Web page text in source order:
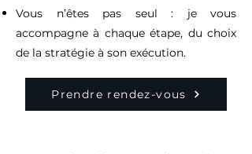
Vous n’êtes pas seul : je vous
accompagne à chaque étape, du choix
de la stratégie à son exécution.
Prendre rendez-vous